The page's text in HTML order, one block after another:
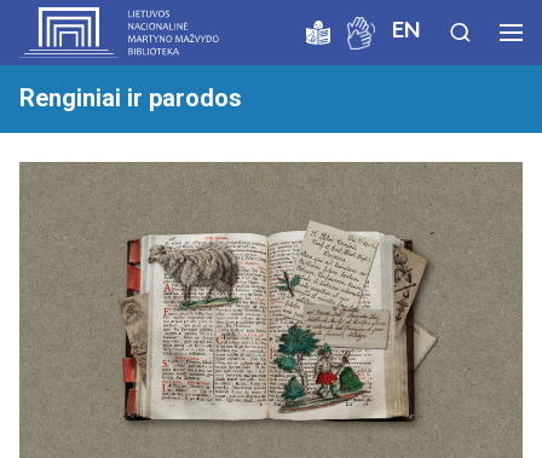
EN
Renginiai ir parodos